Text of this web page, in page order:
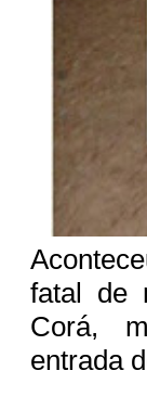
fatal de
Corá,
entrada